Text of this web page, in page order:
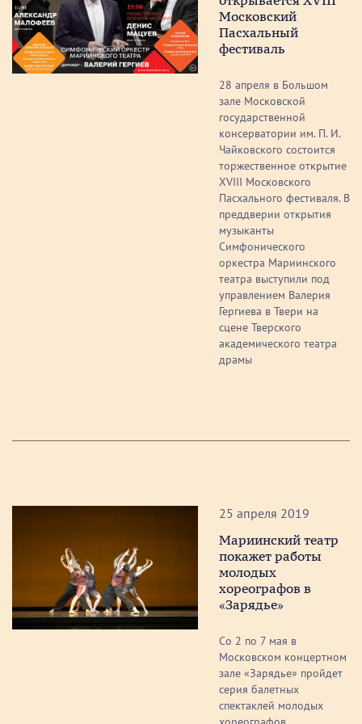
Московский
Пасхальный
фестиваль
28 апреля в Большом
зале Московской
государственной
консерватории им. П. И.
Чайковского состоится
торжественное открытие
XVIII Московского
Пасхального фестиваля. В
преддверии открытия
музыканты
Симфонического
оркестра Мариинского
театра выступили под
управлением Валерия
Гергиева в Твери на
сцене Тверского
академического театра
драмы
25 апреля 2019
Мариинский театр
покажет работы
молодых
хореографов в
«Зарядье»
Со 2 по 7 мая в
Московском концертном
зале «Зарядье» пройдет
серия балетных
спектаклей молодых